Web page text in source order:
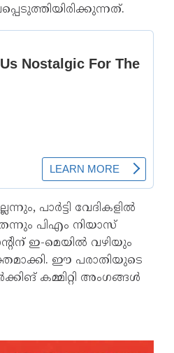
പാര്‍ട്ടി വേദികളില്‍
പിഎം നിയാസ്
ഇ-മെയില്‍ വഴിയും
ഈ പരാതിയുടെ
കമ്മിറ്റി അംഗങ്ങള്‍